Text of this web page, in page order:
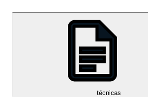
técnicas